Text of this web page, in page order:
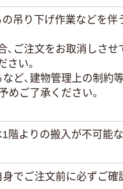
吊り下げ作業などを伴
ご注文をお取消しさせ
い。
ど、建物管理上の制約
めご了承ください。
1階よりの搬入が不可能
でご注文前に必ずご確